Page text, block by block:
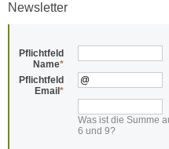
Newsletter
Pflichtfeld
Name*
Pflichtfeld
Email *
Was ist die Summe
6 und 9?